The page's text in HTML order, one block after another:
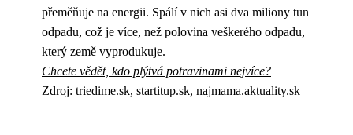
přeměňuje na energii. Spálí v nich asi dva miliony tun
odpadu, což je více, než polovina veškerého odpadu,
který země vyprodukuje.
Chcete vědět, kdo plýtvá potravinami nejvíce?
Zdroj: triedime.sk, startitup.sk, najmama.aktuality.sk